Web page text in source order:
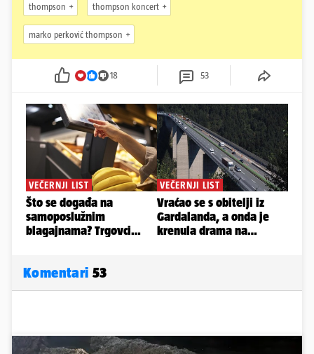
thompson thompson koncert
marko perković thompson
18 53
Komentari 53